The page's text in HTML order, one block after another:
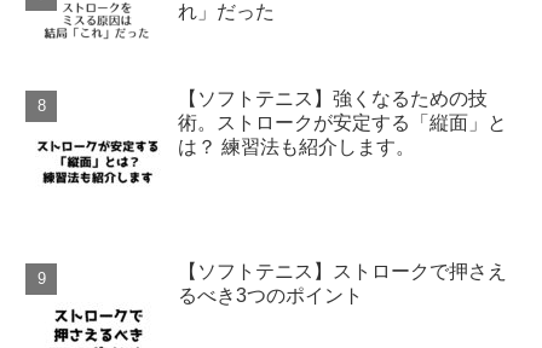
れ」だった
【ソフトテニス】強くなるための技
術。ストロークが安定する「縦面」と
は？ 練習法も紹介します。
【ソフトテニス】ストロークで押さえ
るべき3つのポイント